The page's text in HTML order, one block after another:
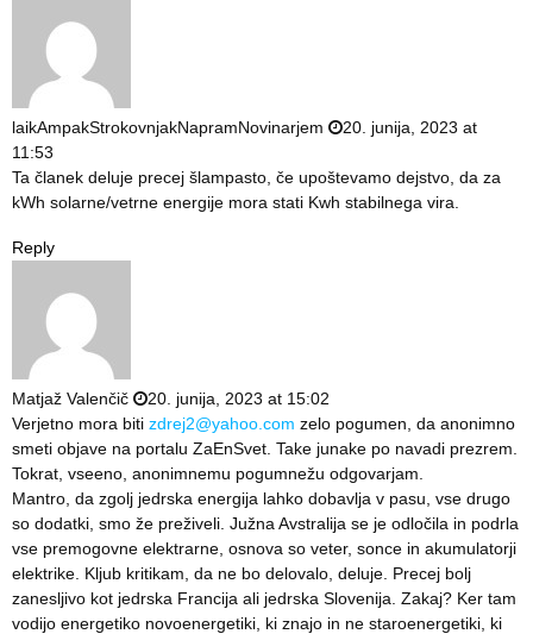
laikAmpakStrokovnjakNapramNovinarjem
20. junija, 2023 at
11:53
Ta članek deluje precej šlampasto, če upoštevamo dejstvo, da za
kWh solarne/vetrne energije mora stati Kwh stabilnega vira.
Reply
Matjaž Valenčič
20. junija, 2023 at 15:02
Verjetno mora biti zdrej2@yahoo.com zelo pogumen, da anonimno
smeti objave na portalu ZaEnSvet. Take junake po navadi prezrem.
Tokrat, vseeno, anonimnemu pogumnežu odgovarjam.
Mantro, da zgolj jedrska energija lahko dobavlja v pasu, vse drugo
so dodatki, smo že preživeli. Južna Avstralija se je odločila in podrla
vse premogovne elektrarne, osnova so veter, sonce in akumulatorji
elektrike. Kljub kritikam, da ne bo delovalo, deluje. Precej bolj
zanesljivo kot jedrska Francija ali jedrska Slovenija. Zakaj? Ker tam
vodijo energetiko novoenergetiki, ki znajo in ne staroenergetiki, ki